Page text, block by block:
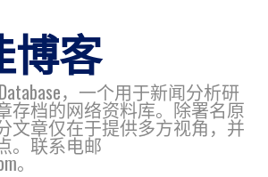
博客
Database，一个用于新闻分析研
存档的网络资料库。除署名原
文章仅在于提供多方视角，并
。联系电邮
。